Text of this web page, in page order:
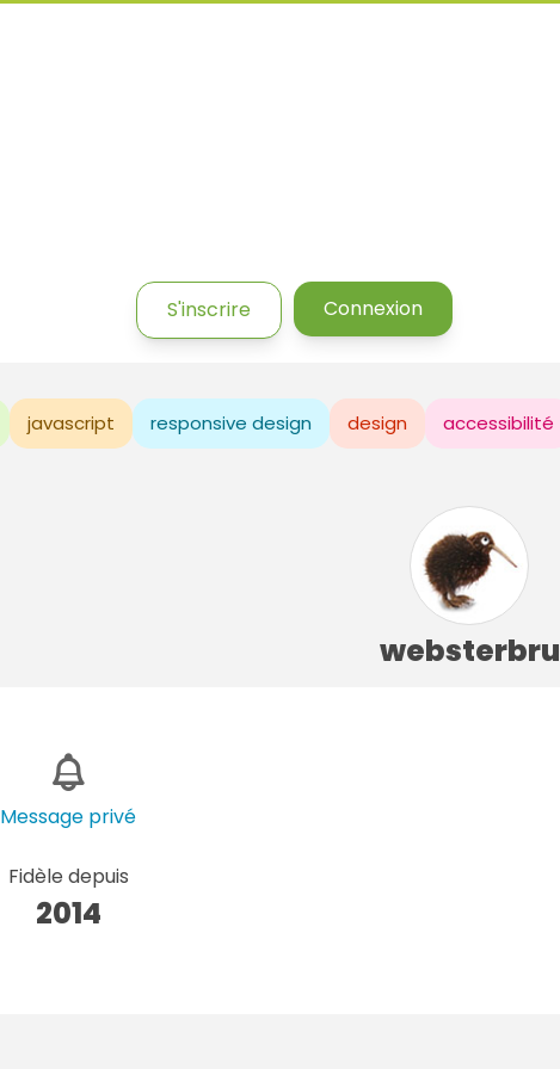
S'inscrire Connexion
javascript responsive design design accessibilité
websterbru
Message privé
Fidèle depuis
2014